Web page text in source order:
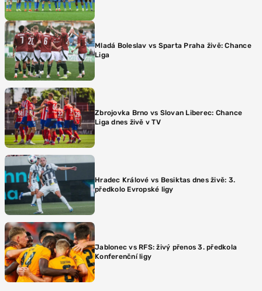
Mladá Boleslav vs Sparta Praha živě: Chance
Liga
Zbrojovka Brno vs Slovan Liberec: Chance
Liga dnes živě v TV
Hradec Králové vs Besiktas dnes živě: 3.
předkolo Evropské ligy
Jablonec vs RFS: živý přenos 3. předkola
Konferenční ligy